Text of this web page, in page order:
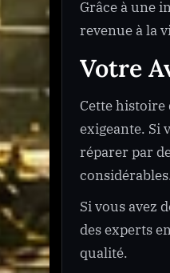
Grâce à une
revenue à la
Votre
Cette
exigeante. Si
réparer par
Si vous avez
des experts
qualité.